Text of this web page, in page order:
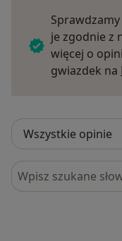
je zgodnie z
więcej o
gwiazdek na
Szukaj w opiniach